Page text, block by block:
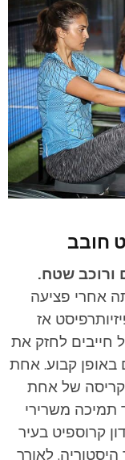
חובב
ורוכב שטח.
אחרי פציעה
אז
חייבים לחזק את
באופן קבוע. אחת
קריסה של אחת
תמיכה משרירי
קרוספיט בעיר
לאורך